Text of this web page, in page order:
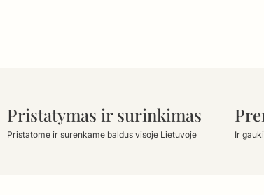
Pristatymas ir surinkimas
Pristatome ir surenkame baldus visoje Lietuvoje Ir